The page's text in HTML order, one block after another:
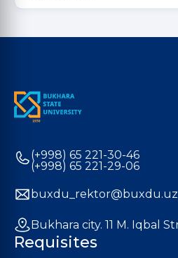
(+998) 65 221-30-46
(+998) 65 221-29-06
buxdu_rektor@buxdu.uz
Bukhara city. 11 M. Iqbal
Requisites